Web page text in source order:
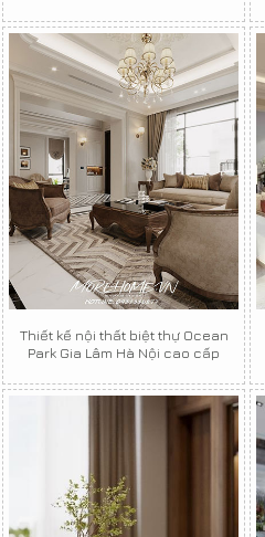
Thiết kế nội thất biệt thự Ocean
Park Gia Lâm Hà Nội cao cấp